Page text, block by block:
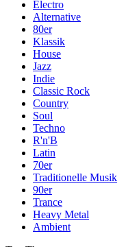
Electro
Alternative
80er
Klassik
House
Jazz
Indie
Classic Rock
Country
Soul
Techno
R'n'B
Latin
70er
Traditionelle Musik
90er
Trance
Heavy Metal
Ambient